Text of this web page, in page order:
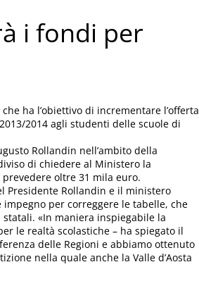
i fondi per
ha l’obiettivo di incrementare l’offerta
2014 agli studenti delle scuole di
Rollandin nell’ambito della
di chiedere al Ministero la
oltre 31 mila euro.
Presidente Rollandin e il ministero
impegno per correggere le tabelle, che
statali. «In maniera inspiegabile la
le realtà scolastiche – ha spiegato il
delle Regioni e abbiamo ottenuto
nella quale anche la Valle d’Aosta